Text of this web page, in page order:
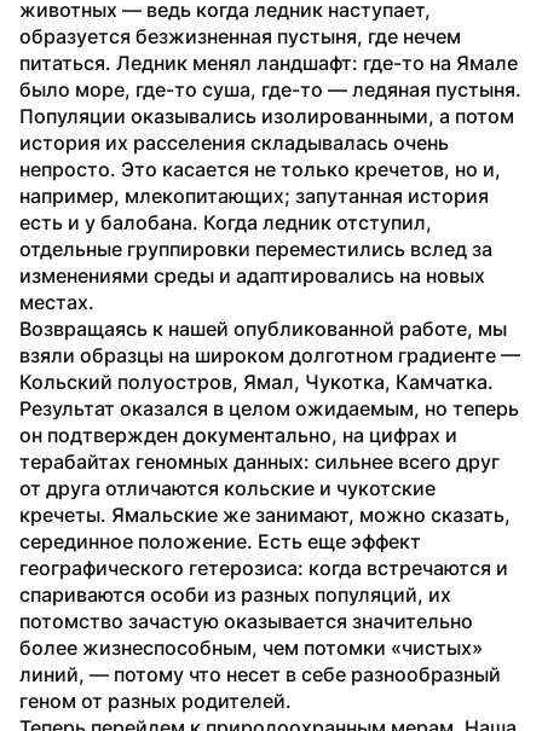
животных — ведь когда ледник наступает,
образуется безжизненная пустыня, где нечем
питаться. Ледник менял ландшафт: где-то на Ямале
было море, где-то суша, где-то — ледяная пустыня.
Популяции оказывались изолированными, а потом
история их расселения складывалась очень
непросто. Это касается не только кречетов, но и,
например, млекопитающих; запутанная история
есть и у балобана. Когда ледник отступил,
отдельные группировки переместились вслед за
изменениями среды и адаптировались на новых
местах.
Возвращаясь к нашей опубликованной работе, мы
взяли образцы на широком долготном градиенте —
Кольский полуостров, Ямал, Чукотка, Камчатка.
Результат оказался в целом ожидаемым, но теперь
он подтвержден документально, на цифрах и
терабайтах геномных данных: сильнее всего друг
от друга отличаются кольские и чукотские
кречеты. Ямальские же занимают, можно сказать,
серединное положение. Есть еще эффект
географического гетерозиса: когда встречаются и
спариваются особи из разных популяций, их
потомство зачастую оказывается значительно
более жизнеспособным, чем потомки «чистых»
линий, — потому что несет в себе разнообразный
геном от разных родителей.